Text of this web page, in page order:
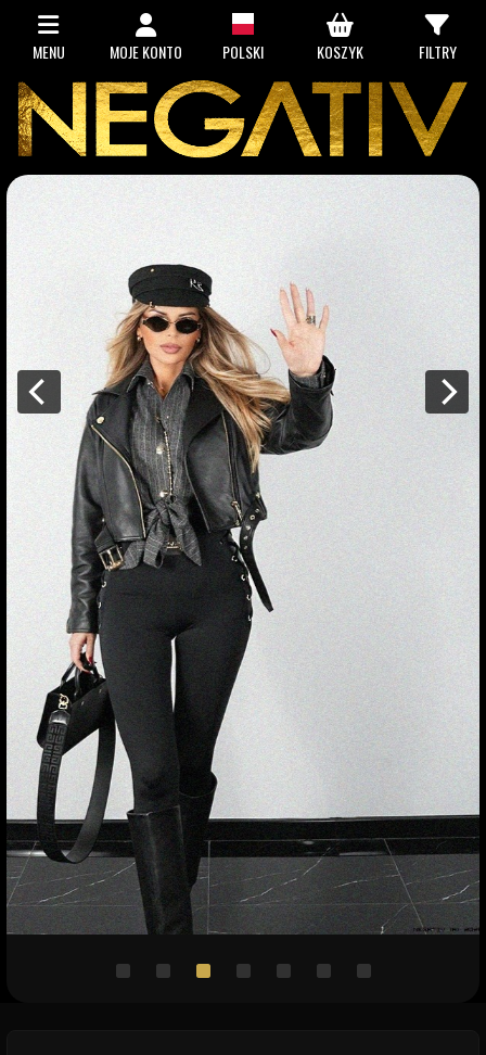
MENU MOJE KONTO POLSKI KOSZYK FILTRY